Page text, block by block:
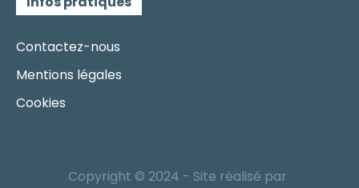
Contactez-nous
Mentions légales
Cookies
Copyright © 2024 - Site réalisé par